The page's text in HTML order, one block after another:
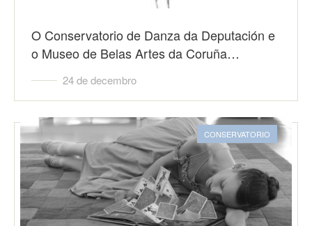
O Conservatorio de Danza da Deputación e
o Museo de Belas Artes da Coruña…
24 de decembro
CONSERVATORIO